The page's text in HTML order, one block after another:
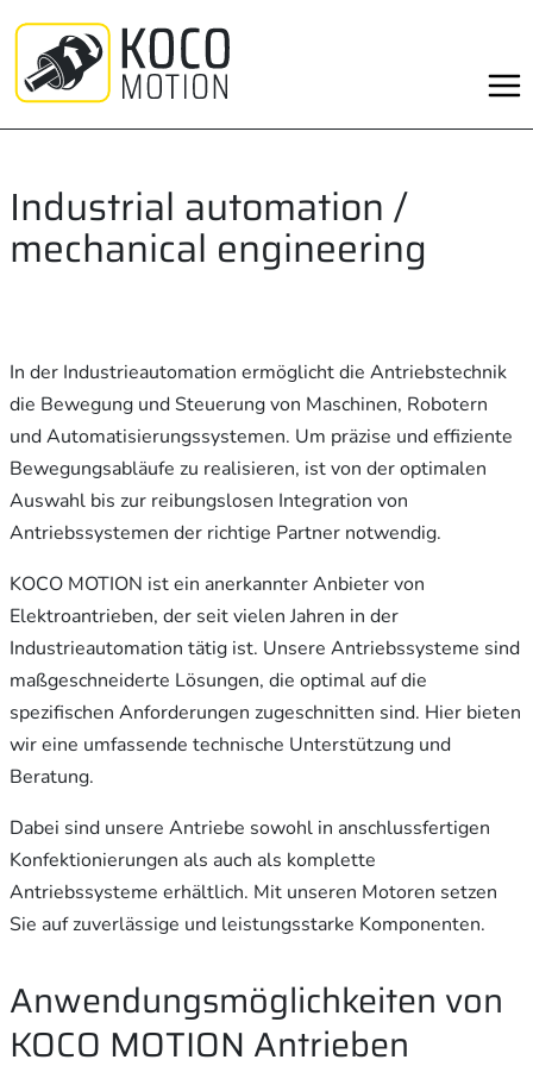
content
Industrial automation /
mechanical engineering
In der Industrieautomation ermöglicht die Antriebstechnik
die Bewegung und Steuerung von Maschinen, Robotern
und Automatisierungssystemen. Um präzise und effiziente
Bewegungsabläufe zu realisieren, ist von der optimalen
Auswahl bis zur reibungslosen Integration von
Antriebssystemen der richtige Partner notwendig.
KOCO MOTION ist ein anerkannter Anbieter von
Elektroantrieben, der seit vielen Jahren in der
Industrieautomation tätig ist. Unsere Antriebssysteme sind
maßgeschneiderte Lösungen, die optimal auf die
spezifischen Anforderungen zugeschnitten sind. Hier bieten
wir eine umfassende technische Unterstützung und
Beratung.
Dabei sind unsere Antriebe sowohl in anschlussfertigen
Konfektionierungen als auch als komplette
Antriebssysteme erhältlich. Mit unseren Motoren setzen
Sie auf zuverlässige und leistungsstarke Komponenten.
Anwendungsmöglichkeiten von
KOCO MOTION Antrieben